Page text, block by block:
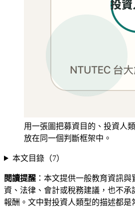
用一張圖把募資目的、投資人
放在同一個判斷框架中。
本文目錄（7）
閱讀提醒 ：本文提供一般教育資訊
資、法律、會計或稅務建議，也不承
報酬。文中對投資人類型的描述都是